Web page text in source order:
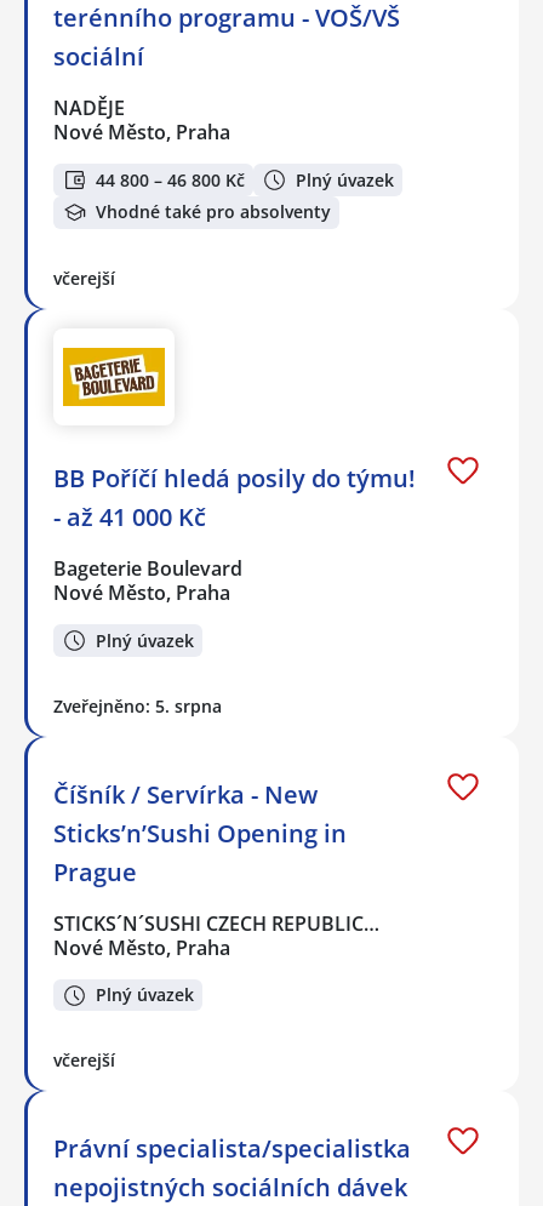
terénního programu - VOŠ/VŠ
sociální
NADĚJE
Nové Město, Praha
44 800 – 46 800 Kč
Plný úvazek
Vhodné také pro absolventy
včerejší
BB Poříčí hledá posily do týmu!
- až 41 000 Kč
Bageterie Boulevard
Nové Město, Praha
Plný úvazek
Zveřejněno: 5. srpna
Číšník / Servírka - New
Sticks’n’Sushi Opening in
Prague
STICKS´N´SUSHI CZECH REPUBLIC…
Nové Město, Praha
Plný úvazek
včerejší
Právní specialista/specialistka
nepojistných sociálních dávek